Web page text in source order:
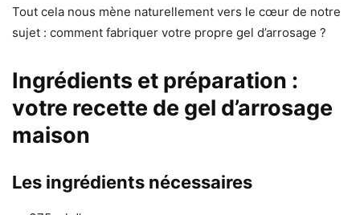
Tout cela nous mène naturellement vers le cœur de notre
sujet : comment fabriquer votre propre gel d’arrosage ?
Ingrédients et préparation :
votre recette de gel d’arrosage
maison
Les ingrédients nécessaires